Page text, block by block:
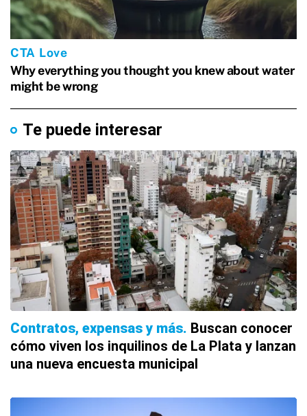
Te puede interesar
Contratos, expensas y más Buscan conocer
cómo viven los inquilinos de La Plata y lanzan
una nueva encuesta municipal